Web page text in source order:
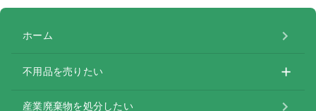
ホーム
不用品を売りたい
産業廃棄物を処分したい